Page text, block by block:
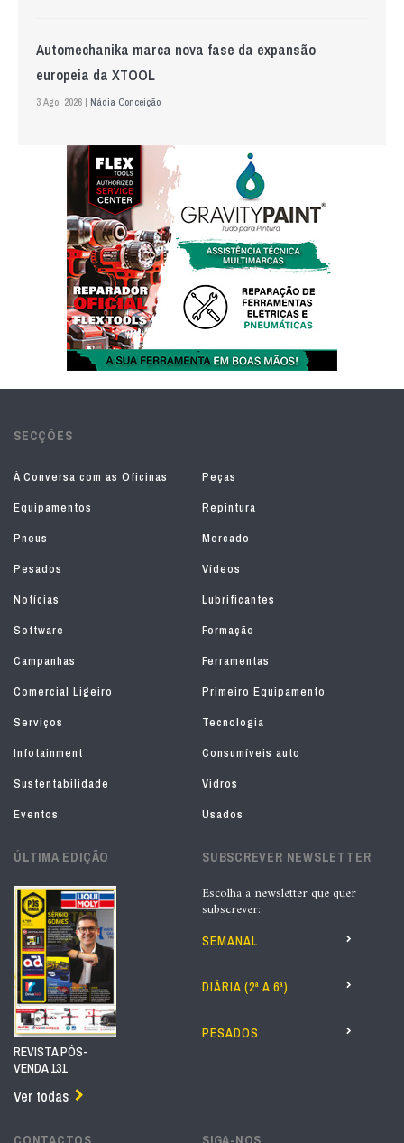
Automechanika marca nova fase da expansão
europeia da XTOOL
3 Ago. 2026 | Nádia Conceição
SECÇÕES
À Conversa com as Oficinas
Peças
Equipamentos
Repintura
Pneus
Mercado
Pesados
Vídeos
Notícias
Lubrificantes
Software
Formação
Campanhas
Ferramentas
Comercial Ligeiro
Primeiro Equipamento
Serviços
Tecnologia
Infotainment
Consumíveis auto
Sustentabilidade
Vidros
Eventos
Usados
ÚLTIMA EDIÇÃO
REVISTA PÓS-
VENDA 131
Ver todas
SUBSCREVER NEWSLETTER
Escolha a newsletter que quer
subscrever:
SEMANAL
DIÁRIA (2ª A 6ª)
PESADOS